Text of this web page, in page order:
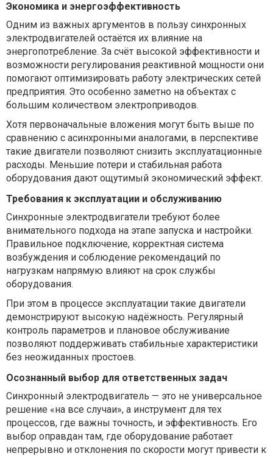
Экономика и энергоэффективность
Одним из важных аргументов в пользу синхронных
электродвигателей остаётся их влияние на
энергопотребление. За счёт высокой эффективности и
возможности регулирования реактивной мощности они
помогают оптимизировать работу электрических сетей
предприятия. Это особенно заметно на объектах с
большим количеством электроприводов.
Хотя первоначальные вложения могут быть выше по
сравнению с асинхронными аналогами, в перспективе
такие двигатели позволяют снизить эксплуатационные
расходы. Меньшие потери и стабильная работа
оборудования дают ощутимый экономический эффект.
Требования к эксплуатации и обслуживанию
Синхронные электродвигатели требуют более
внимательного подхода на этапе запуска и настройки.
Правильное подключение, корректная система
возбуждения и соблюдение рекомендаций по
нагрузкам напрямую влияют на срок службы
оборудования.
При этом в процессе эксплуатации такие двигатели
демонстрируют высокую надёжность. Регулярный
контроль параметров и плановое обслуживание
позволяют поддерживать стабильные характеристики
без неожиданных простоев.
Осознанный выбор для ответственных задач
Синхронный электродвигатель — это не универсальное
решение «на все случаи», а инструмент для тех
процессов, где важны точность, и эффективность. Его
выбор оправдан там, где оборудование работает
непрерывно и отклонения по скорости могут привести к